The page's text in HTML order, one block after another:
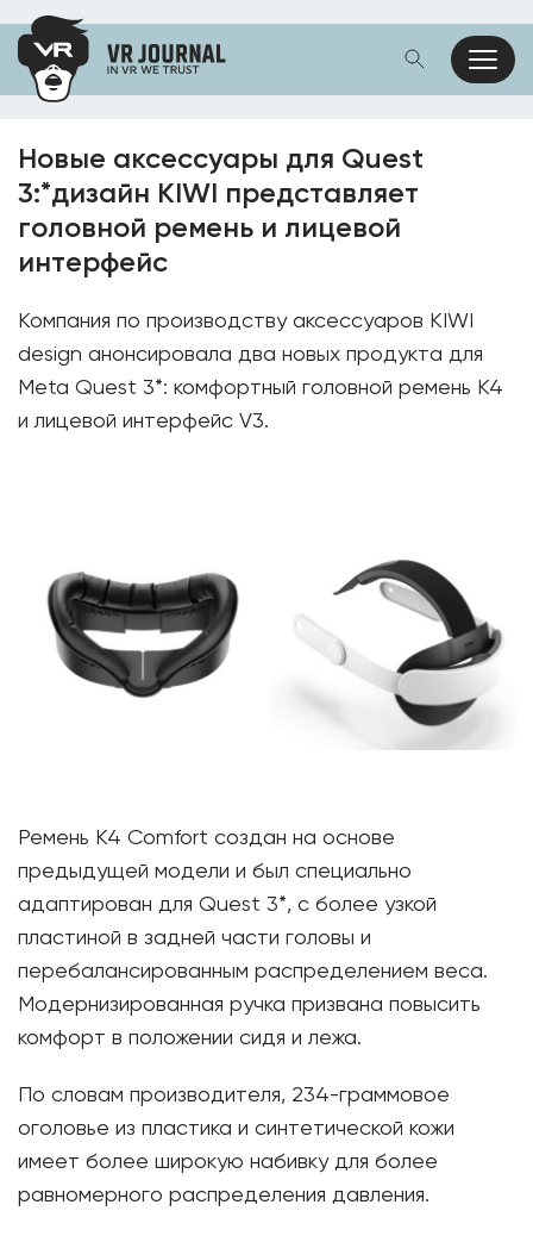
Новые аксессуары для Quest
3:*дизайн KIWI представляет
головной ремень и лицевой
интерфейс
Компания по производству аксессуаров KIWI
design анонсировала два новых продукта для
Meta Quest 3*: комфортный головной ремень K4
и лицевой интерфейс V3.
Ремень K4 Comfort создан на основе
предыдущей модели и был специально
адаптирован для Quest 3*, с более узкой
пластиной в задней части головы и
перебалансированным распределением веса.
Модернизированная ручка призвана повысить
комфорт в положении сидя и лежа.
По словам производителя, 234-граммовое
оголовье из пластика и синтетической кожи
имеет более широкую набивку для более
равномерного распределения давления.